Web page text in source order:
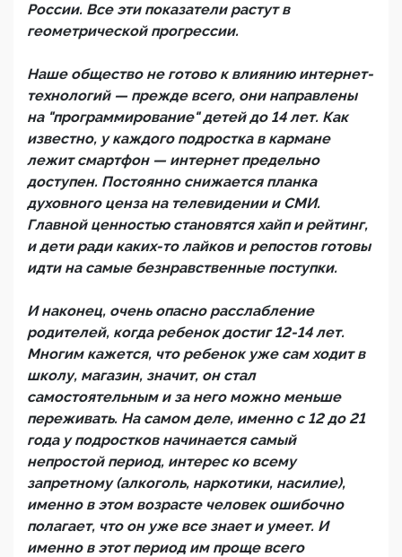
России. Все эти показатели растут в
геометрической прогрессии.
Наше общество не готово к влиянию интернет-
технологий — прежде всего, они направлены
на "программирование" детей до 14 лет. Как
известно, у каждого подростка в кармане
лежит смартфон — интернет предельно
доступен. Постоянно снижается планка
духовного ценза на телевидении и СМИ.
Главной ценностью становятся хайп и рейтинг,
и дети ради каких-то лайков и репостов готовы
идти на самые безнравственные поступки.
И наконец, очень опасно расслабление
родителей, когда ребенок достиг 12-14 лет.
Многим кажется, что ребенок уже сам ходит в
школу, магазин, значит, он стал
самостоятельным и за него можно меньше
переживать. На самом деле, именно с 12 до 21
года у подростков начинается самый
непростой период, интерес ко всему
запретному (алкоголь, наркотики, насилие),
именно в этом возрасте человек ошибочно
полагает, что он уже все знает и умеет. И
именно в этот период им проще всего